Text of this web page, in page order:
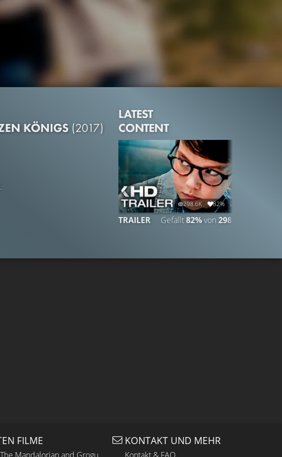
KÖNIGS (2017)
LATEST
CONTENT
298.6K 82% 2:15
TRAILER Gefällt82%von 298.637
FILME KONTAKT UND MEHR